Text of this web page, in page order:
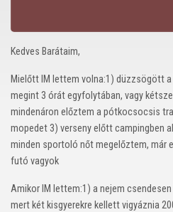
Kedves Barátaim,
Mielőtt IM lettem volna:1) düzzsögött
megint 3 órát egyfolytában, vagy
mindenáron előztem a pótkocsocsis
mopedet 3) verseny előtt campingben
minden sportoló nőt megelőztem, már
futó vagyok
Amikor IM lettem:1) a nejem
mert két kisgyerekre kellett vigyáznia